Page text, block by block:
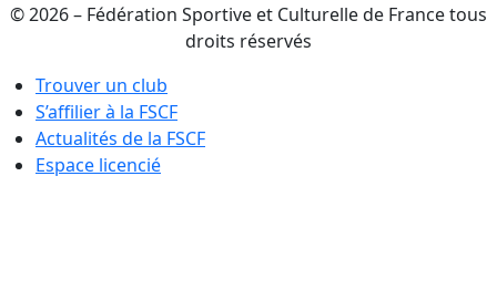
© 2026 – Fédération Sportive et Culturelle de France tous
droits réservés
Trouver un club
S’affilier à la FSCF
Actualités de la FSCF
Espace licencié